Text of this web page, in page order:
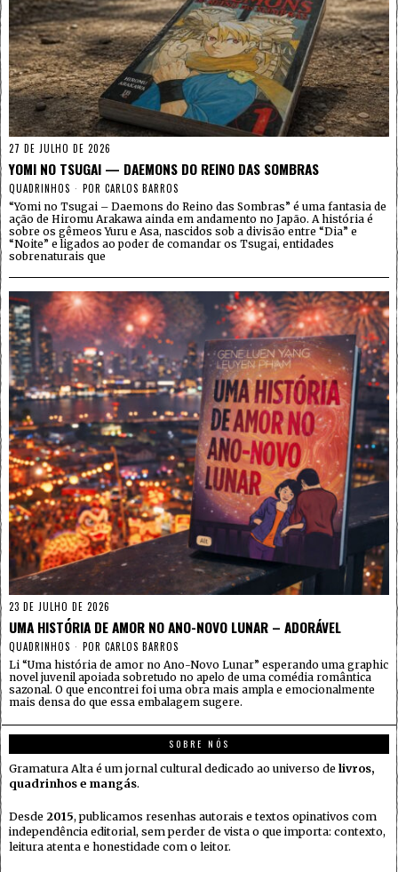
27 DE JULHO DE 2026
YOMI NO TSUGAI — DAEMONS DO REINO DAS SOMBRAS
QUADRINHOS POR CARLOS BARROS
“Yomi no Tsugai – Daemons do Reino das Sombras” é uma fantasia de
ação de Hiromu Arakawa ainda em andamento no Japão. A história é
sobre os gêmeos Yuru e Asa, nascidos sob a divisão entre “Dia” e
“Noite” e ligados ao poder de comandar os Tsugai, entidades
sobrenaturais que
23 DE JULHO DE 2026
UMA HISTÓRIA DE AMOR NO ANO-NOVO LUNAR – ADORÁVEL
QUADRINHOS POR CARLOS BARROS
Li “Uma história de amor no Ano-Novo Lunar” esperando uma graphic
novel juvenil apoiada sobretudo no apelo de uma comédia romântica
sazonal. O que encontrei foi uma obra mais ampla e emocionalmente
mais densa do que essa embalagem sugere.
SOBRE NÓS
Gramatura Alta é um jornal cultural dedicado ao universo de livros,
quadrinhos e mangás.
Desde 2015, publicamos resenhas autorais e textos opinativos com
independência editorial, sem perder de vista o que importa: contexto,
leitura atenta e honestidade com o leitor.